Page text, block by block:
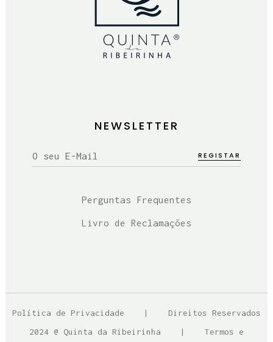
NEWSLETTER
Perguntas Frequentes
Livro de Reclamações
Política de Privacidade | Direitos Reservados
2024 @ Quinta da Ribeirinha | Termos e